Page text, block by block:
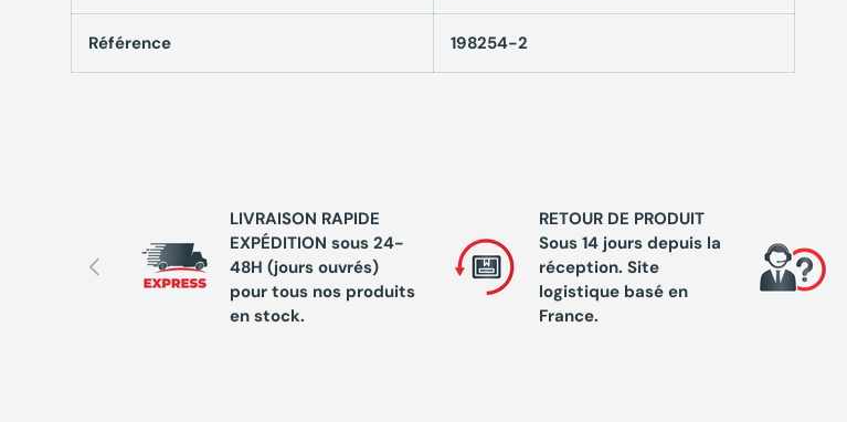
Référence 198254-2
Précédent
LIVRAISON RAPIDE
EXPÉDITION sous 24-
48H (jours ouvrés)
pour tous nos produits
en stock.
RETOUR DE PRODUIT
Sous 14 jours depuis la
réception. Site
logistique basé en
France.